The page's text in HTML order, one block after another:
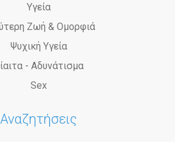
Υγεία
Ζωή & Ομορφιά
Ψυχική Υγεία
- Αδυνάτισμα
Sex
Αναζητήσεις